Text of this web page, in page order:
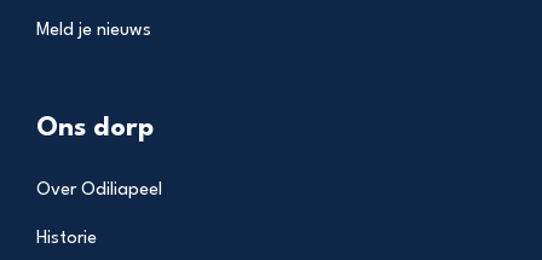
Meld je nieuws
Ons dorp
Over Odiliapeel
Historie